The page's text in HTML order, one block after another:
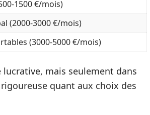
1500 €/mois)
(2000-3000 €/mois)
(3000-5000 €/mois)
mais seulement dans
quant aux choix des